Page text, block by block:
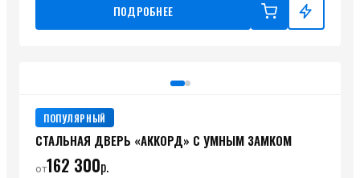
ПОДРОБНЕЕ
ПОПУЛЯРНЫЙ
СТАЛЬНАЯ ДВЕРЬ «АККОРД» С УМНЫМ ЗАМКОМ
от162 300р.